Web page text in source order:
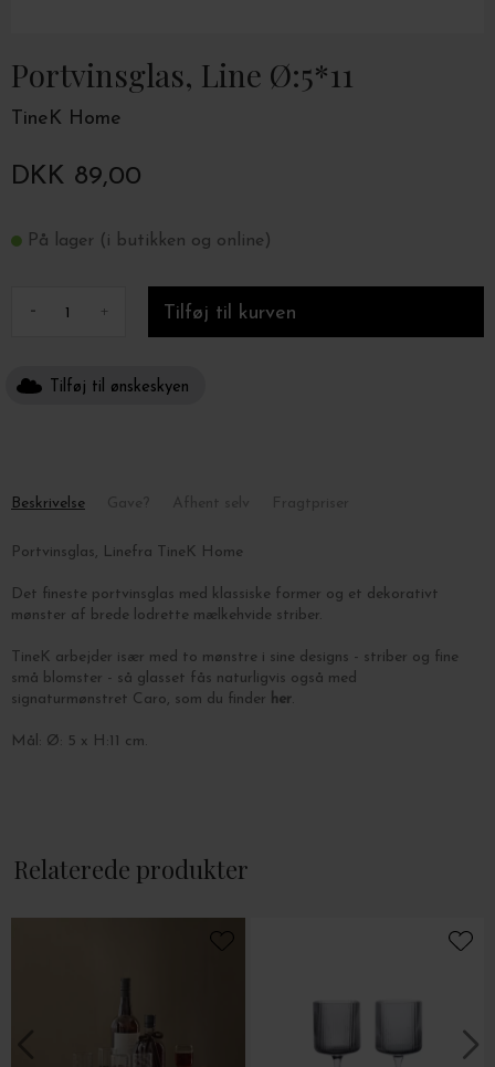
Portvinsglas, Line Ø:5*11
TineK Home
DKK 89,00
På lager (i butikken og online)
- +
Tilføj til ønskeskyen
Beskrivelse
Portvinsglas, Linefra TineK Home
Det fineste portvinsglas med klassiske former og et dekorativt
mønster af brede lodrette mælkehvide striber.
TineK arbejder især med to mønstre i sine designs - striber og fine
små blomster - så glasset fås naturligvis også med
signaturmønstret Caro, som du finder her.
Mål: Ø: 5 x H:11 cm.
Relaterede produkter